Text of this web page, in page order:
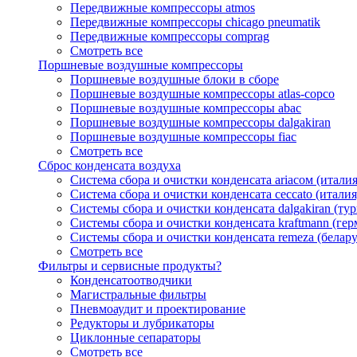
Передвижные компрессоры atmos
Передвижные компрессоры chicago pneumatik
Передвижные компрессоры comprag
Смотреть все
Поршневые воздушные компрессоры
Поршневые воздушные блоки в сборе
Поршневые воздушные компрессоры atlas-copco
Поршневые воздушные компрессоры abac
Поршневые воздушные компрессоры dalgakiran
Поршневые воздушные компрессоры fiac
Смотреть все
Сброс конденсата воздуха
Система сбора и очистки конденсата ariacом
Система сбора и очистки конденсата ceccato
Системы сбора и очистки конденсата dalgakiran
Системы сбора и очистки конденсата kraftmann
Системы сбора и очистки конденсата remeza
Смотреть все
Фильтры и сервисные продукты?
Конденсатоотводчики
Магистральные фильтры
Пневмоаудит и проектирование
Редукторы и лубрикаторы
Циклонные сепараторы
Смотреть все